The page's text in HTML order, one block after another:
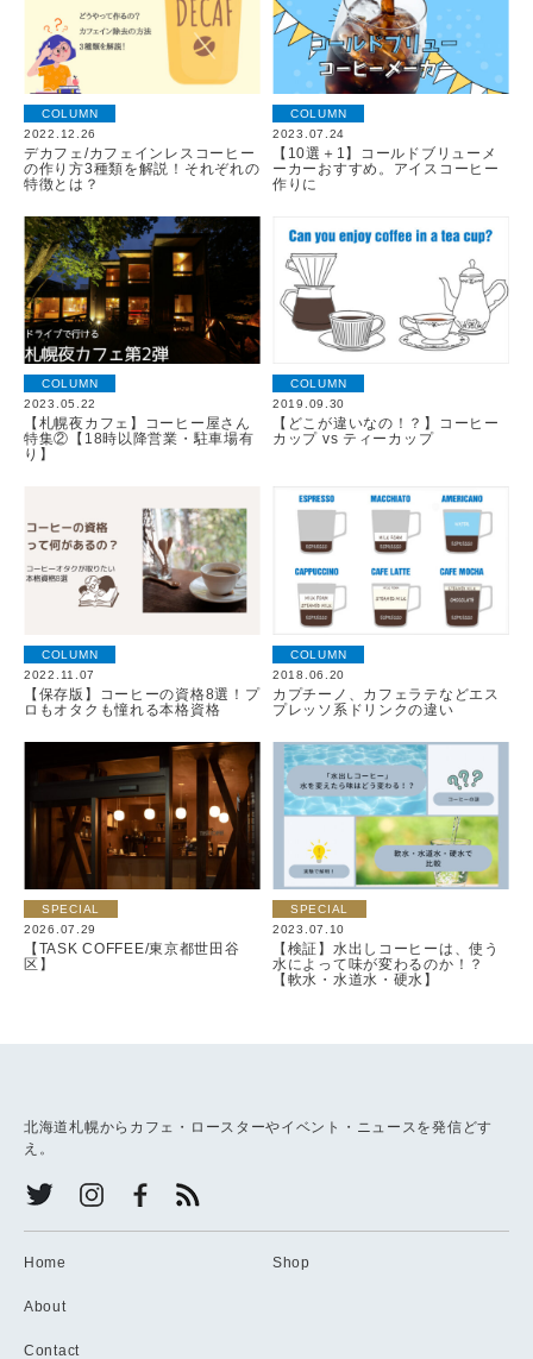
COLUMN
2022.12.26
デカフェ/カフェインレスコーヒー
の作り方3種類を解説！それぞれの
特徴とは？
COLUMN
2023.07.24
【10選＋1】コールドブリューメ
ーカーおすすめ。アイスコーヒー
作りに
COLUMN
2023.05.22
【札幌夜カフェ】コーヒー屋さん
特集②【18時以降営業・駐車場有
り】
COLUMN
2019.09.30
【どこが違いなの！？】コーヒー
カップ vs ティーカップ
COLUMN
2022.11.07
【保存版】コーヒーの資格8選！プ
ロもオタクも憧れる本格資格
COLUMN
2018.06.20
カプチーノ、カフェラテなどエス
プレッソ系ドリンクの違い
SPECIAL
2026.07.29
【TASK COFFEE/東京都世田谷
区】
SPECIAL
2023.07.10
【検証】水出しコーヒーは、使う
水によって味が変わるのか！？
【軟水・水道水・硬水】
北海道札幌からカフェ・ロースターやイベント・ニュースを発信どす
え。
Home
About
Contact
Shop